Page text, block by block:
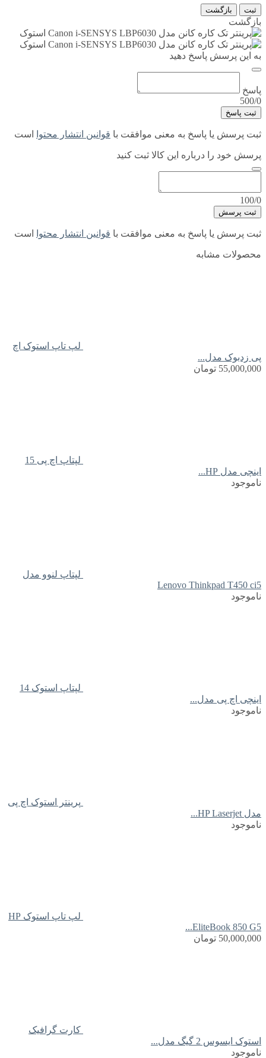
ثبت بازگشت
بازگشت
به این پرسش پاسخ دهید
پاسخ
500/0
ثبت پاسخ
ثبت پرسش یا پاسخ به معنی موافقت با قوانین انتشار محتوا است
پرسش خود را درباره این کالا ثبت کنید
100/0
ثبت پرسش
ثبت پرسش یا پاسخ به معنی موافقت با قوانین انتشار محتوا است
محصولات مشابه
لپ تاپ استوک اچ
پی زدبوک مدل...
55,000,000 تومان
لپتاپ اچ پی 15
اینچی مدل HP...
ناموجود
لپتاپ لنوو مدل
Lenovo Thinkpad T450 ci5
ناموجود
لپتاپ استوک 14
اینچی اچ پی مدل...
ناموجود
پرینتر استوک اچ پی
مدل HP Laserjet...
ناموجود
لپ تاپ استوک HP
EliteBook 850 G5...
50,000,000 تومان
کارت گرافیک
استوک ایسوس 2 گیگ مدل...
ناموجود